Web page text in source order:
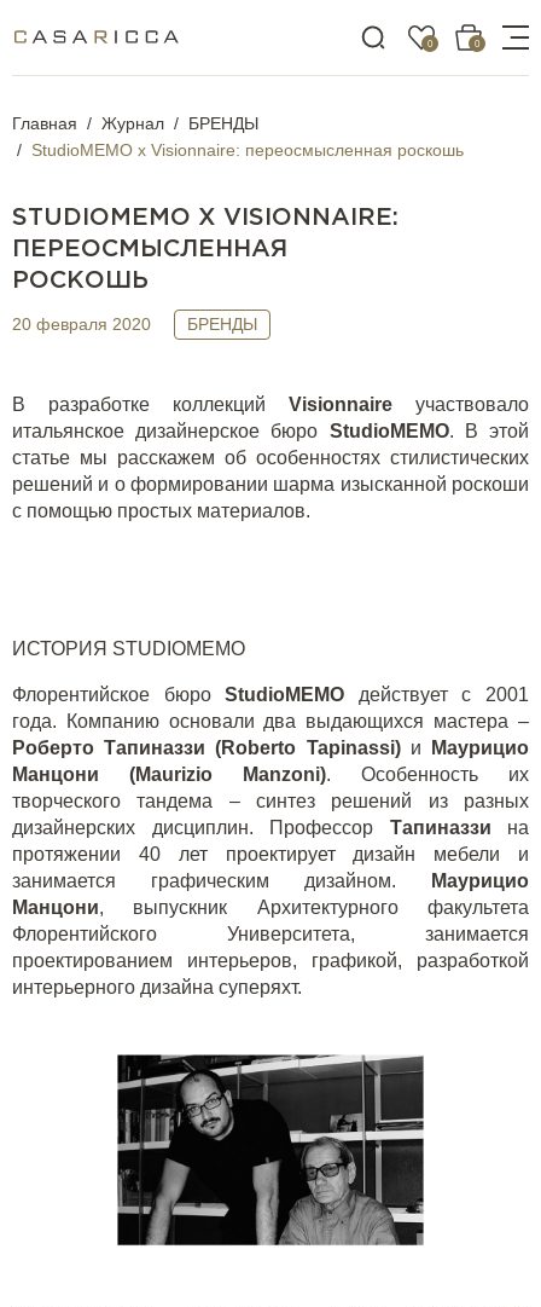
0 0
Главная Журнал
БРЕНДЫ
StudioMEMO x Visionnaire: переосмысленная роскошь
STUDIOMEMO X VISIONNAIRE:
ПЕРЕОСМЫСЛЕННАЯ
РОСКОШЬ
20 февраля 2020 БРЕНДЫ
В разработке коллекций Visionnaire
участвовало
итальянское дизайнерское бюро StudioMEMO. В этой
статье мы расскажем об особенностях стилистических
решений и о формировании шарма изысканной роскоши
с помощью простых материалов.
ИСТОРИЯ STUDIOMEMO
Флорентийское бюроStudioMEMO
действует с 2001
года. Компанию основали два выдающихся мастера –
Роберто Тапиназзи (Roberto Tapinassi)и
Маурицио
Манцони (Maurizio Manzoni). Особенность их
творческого тандема – синтез решений из разных
дизайнерских дисциплин. Профессор Тапиназзи на
протяжении 40 лет проектирует дизайн мебели и
занимается графическим дизайном.
Маурицио
Манцони, выпускник Архитектурного факультета
Флорентийского Университета, занимается
проектированием интерьеров, графикой, разработкой
интерьерного дизайна суперяхт.